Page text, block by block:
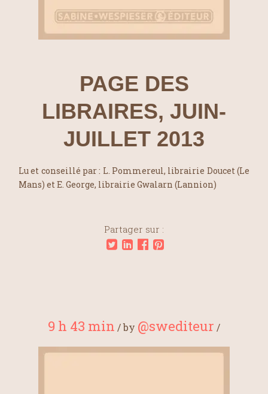
PAGE DES
LIBRAIRES, JUIN-
JUILLET 2013
Lu et conseillé par : L. Pommereul, librairie Doucet (Le
Mans) et E. George, librairie Gwalarn (Lannion)
Partager sur :
9 h 43 min /by @swediteur /